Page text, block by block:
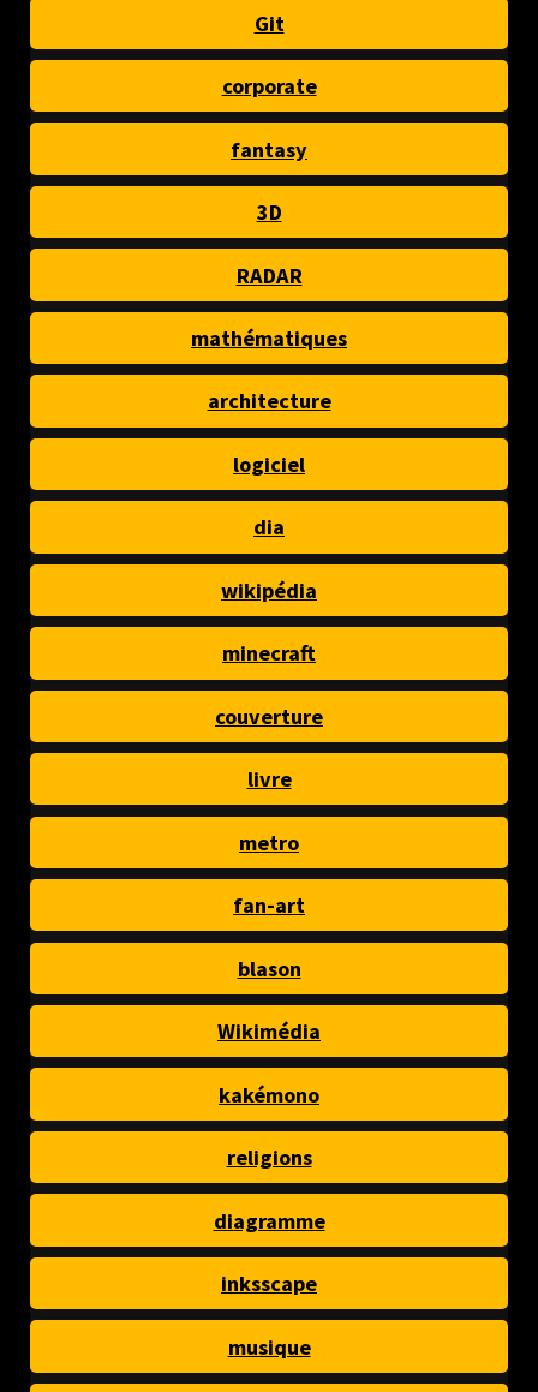
Git
corporate
fantasy
3D
RADAR
mathématiques
architecture
logiciel
dia
wikipédia
minecraft
couverture
livre
metro
fan-art
blason
Wikimédia
kakémono
religions
diagramme
inksscape
musique